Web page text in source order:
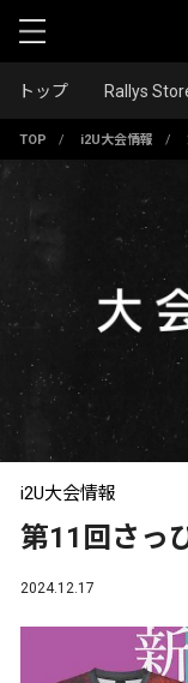
トップ Rallys
TOP / i2U大会情報 /
i2U大会情報
第11回さっ
2024.12.17